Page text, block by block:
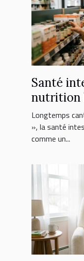
Santé
nutrition
choix de
Longtemps
», la santé
comme un...